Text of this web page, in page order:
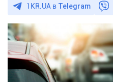
1KR.UA в Telegram